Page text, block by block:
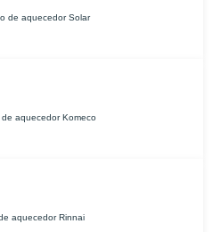
de aquecedor Solar
aquecedor Komeco
aquecedor Rinnai